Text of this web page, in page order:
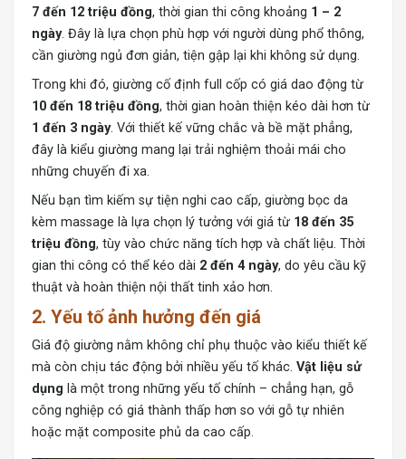
7 đến 12 triệu đồng, thời gian thi công khoảng 1 – 2
ngày. Đây là lựa chọn phù hợp với người dùng phổ thông,
cần giường ngủ đơn giản, tiện gập lại khi không sử dụng.
Trong khi đó, giường cố định full cốp có giá dao động từ
10 đến 18 triệu đồng, thời gian hoàn thiện kéo dài hơn từ
1 đến 3 ngày. Với thiết kế vững chắc và bề mặt phẳng,
đây là kiểu giường mang lại trải nghiệm thoải mái cho
những chuyến đi xa.
Nếu bạn tìm kiếm sự tiện nghi cao cấp, giường bọc da
kèm massage là lựa chọn lý tưởng với giá từ 18 đến 35
triệu đồng, tùy vào chức năng tích hợp và chất liệu. Thời
gian thi công có thể kéo dài 2 đến 4 ngày, do yêu cầu kỹ
thuật và hoàn thiện nội thất tinh xảo hơn.
2. Yếu tố ảnh hưởng đến giá
Giá độ giường nằm không chỉ phụ thuộc vào kiểu thiết kế
mà còn chịu tác động bởi nhiều yếu tố khác. Vật liệu sử
dụng là một trong những yếu tố chính – chẳng hạn, gỗ
công nghiệp có giá thành thấp hơn so với gỗ tự nhiên
hoặc mặt composite phủ da cao cấp.